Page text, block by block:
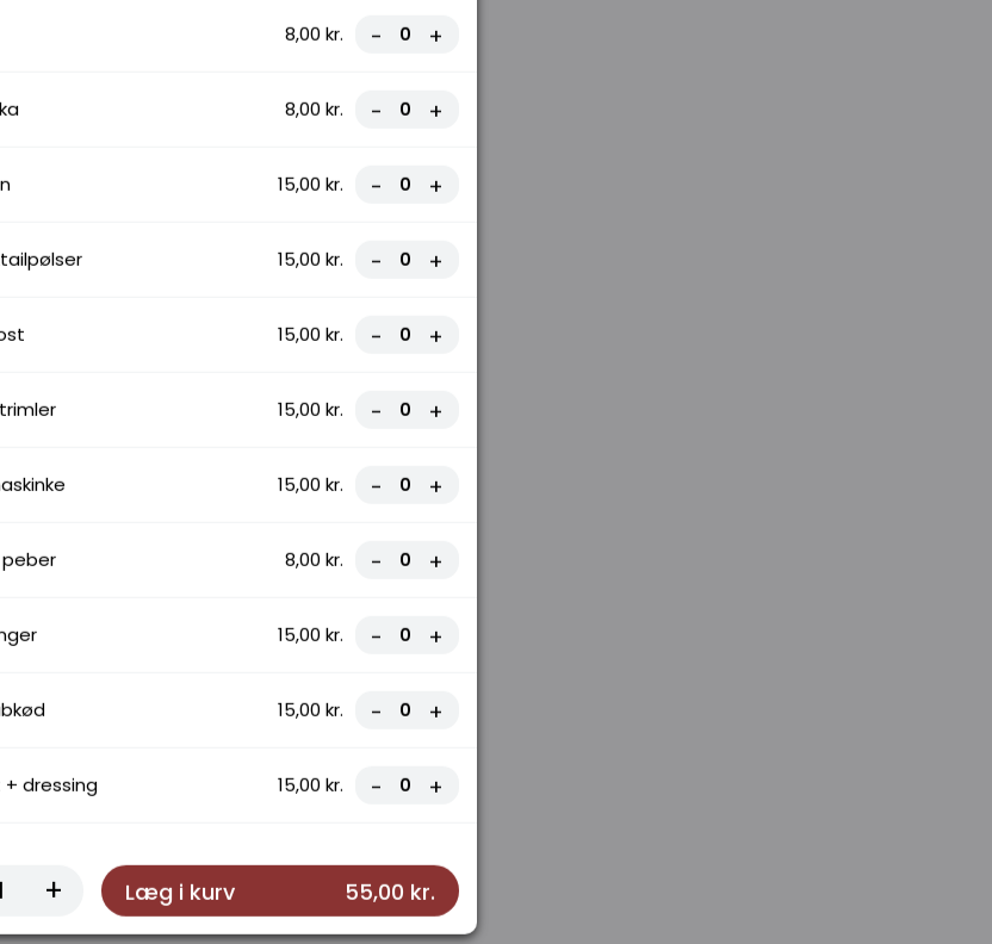
udvalg af pizzaer, toppet
og nyd den perfekte
8,00 kr. - +
8,00 kr. - +
15,00 kr. - +
15,00 kr. - +
15,00 kr. - +
15,00 kr. - +
15,00 kr. - +
8,00 kr. - +
15,00 kr. - +
15,00 kr. - +
+ dressing 15,00 kr. - +
+ Læg i kurv 55,00 kr.